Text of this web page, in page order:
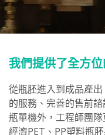
我們提供了全方
從瓶胚進入到成品產
的服務、完善的售前
瓶單機外，工程師團
經濟PET、PP塑料瓶